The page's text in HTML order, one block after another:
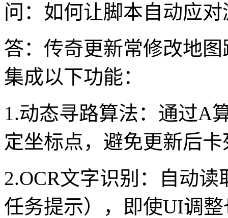
问：如何让脚本自动应
答：传奇更新常修改地
集成以下功能：
1.动态寻路算法：通过A
定坐标点，避免更新后卡
2.OCR文字识别：自动
任务提示），即使UI调